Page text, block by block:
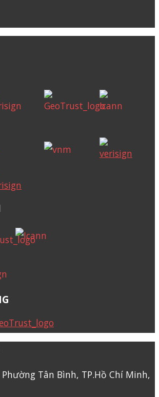
Tân Bình, TP.Hồ Chí Minh,